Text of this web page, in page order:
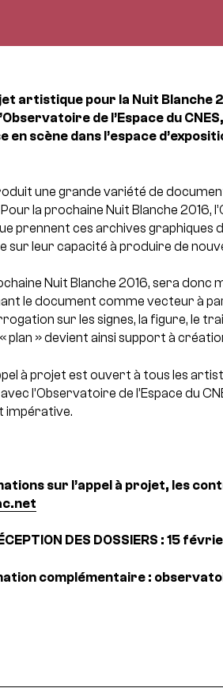
artistique pour la Nuit Blanche
de l’Espace du
en scène dans l’espace
une grande variété de
la prochaine Nuit Blanche 2016,
prennent ces archives graphiques
sur leur capacité à produire de
Nuit Blanche 2016, sera donc
le document comme vecteur à
sur les signes, la figure, le
plan » devient ainsi support à
à projet est ouvert à tous les
l’Observatoire de l’Espace du
impérative.
sur l’appel à projet, les
DES DOSSIERS : 15
complémentaire :